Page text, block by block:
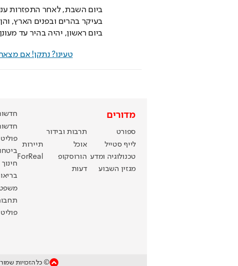
בעיקר בהרים ובפנים הארץ,
ביום ראשון, יהיה בהיר עד
טעינו? נתקן! אם
מדורים
ספורט
תרבות ובידור
לייף סטייל
אוכל
תיירות
טכנולוגיה ומדע הורוסקופ
ForReal
מגזין השבוע
דעות
חינוך
© כל הזכויות